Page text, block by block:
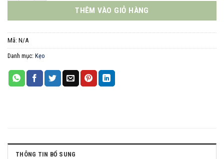
THÊM VÀO GIỎ HÀNG
Mã: N/A
Danh mục: Kẹo
THÔNG TIN BỔ SUNG